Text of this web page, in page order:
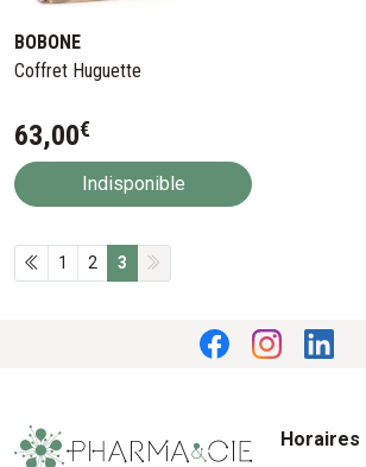
BOBONE
Coffret Huguette
63,00€
Indisponible
1 2 3
Horaires